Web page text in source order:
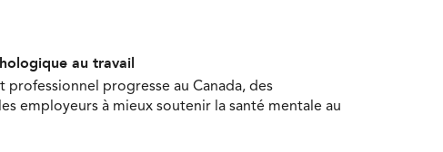
au travail
professionnel progresse au Canada, des
employeurs à mieux soutenir la santé mentale au